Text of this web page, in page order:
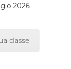
2026
classe